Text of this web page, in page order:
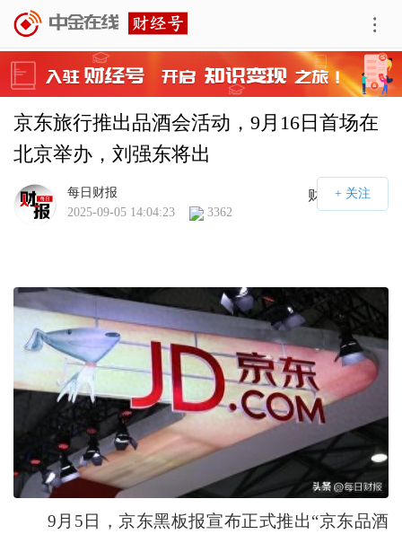
京东旅行推出品酒会活动，9月16日首场在
北京举办，刘强东将出
财经号APP
每日财报
2025-09-05 14:04:23
3362
9月5日，京东黑板报宣布正式推出“京东品酒